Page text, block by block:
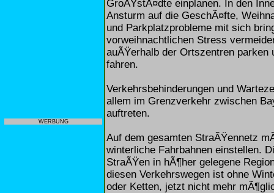
WERBUNG
GroÃŸstÃ¤dte einplanen. In den
Ansturm auf die GeschÃ¤fte,
und Parkplatzprobleme mit sich
vorweihnachtlichen Stress
auÃŸerhalb der Ortszentren
fahren.
Verkehrsbehinderungen und
allem im Grenzverkehr zwischen
auftreten.
Auf dem gesamten StraÃŸennetz
winterliche Fahrbahnen einstellen.
StraÃŸen in hÃ¶her gelegene
diesen Verkehrswegen ist ohne
oder Ketten, jetzt nicht mehr